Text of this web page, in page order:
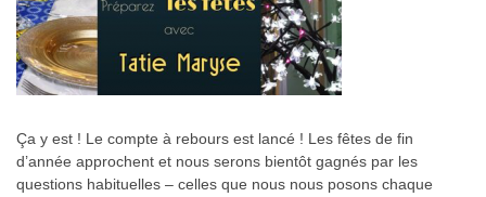
Ça y est ! Le compte à rebours est lancé ! Les fêtes de fin
d’année approchent et nous serons bientôt gagnés par les
questions habituelles – celles que nous nous posons chaque